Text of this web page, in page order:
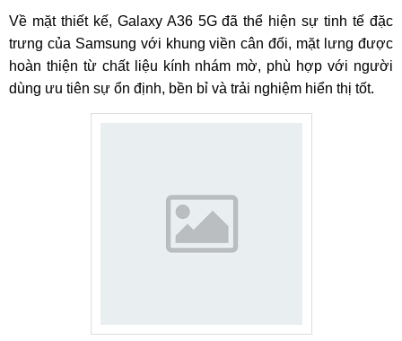
Về mặt thiết kế, Galaxy A36 5G đã thể hiện sự tinh tế đặc
trưng của Samsung với khung viền cân đối, mặt lưng được
hoàn thiện từ chất liệu kính nhám mờ, phù hợp với người
dùng ưu tiên sự ổn định, bền bỉ và trải nghiệm hiển thị tốt.